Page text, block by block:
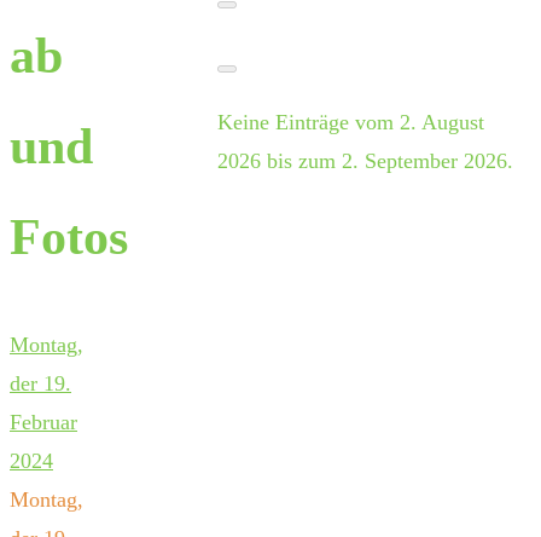
ab
und
Fotos
Montag,
der 19.
Februar
2024
Montag,
Keine Einträge vom 2. August
2026 bis zum 2. September 2026.